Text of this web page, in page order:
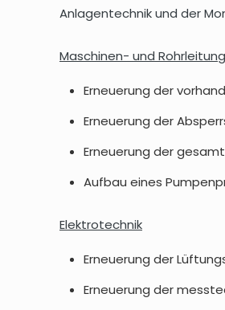
Anlagentechnik und der
Maschinen- und
Erneuerung der
Erneuerung der
Erneuerung der
Aufbau eines
Elektrotechnik
Erneuerung der
Erneuerung der